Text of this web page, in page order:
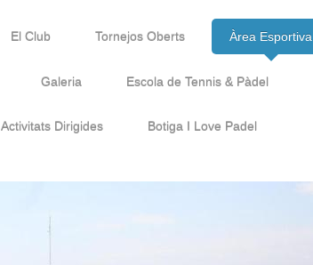
El Club Tornejos Oberts Àrea Esportiva
Galeria Escola de Tennis & Pàdel
Activitats Dirigides Botiga I Love Padel